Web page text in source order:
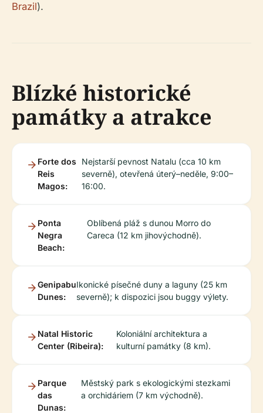
Brazil).
Blízké historické
památky a atrakce
Forte dos
Reis
Magos:
Nejstarší pevnost Natalu (cca 10 km
severně), otevřená úterý–neděle, 9:00–
16:00.
Ponta
Negra
Beach:
Oblíbená pláž s dunou Morro do
Careca (12 km jihovýchodně).
Genipabu
Dunes:
Ikonické písečné duny a laguny (25 km
severně); k dispozici jsou buggy výlety.
Natal Historic
Center (Ribeira):
Koloniální architektura a
kulturní památky (8 km).
Parque
das
Dunas:
Městský park s ekologickými stezkami
a orchidáriem (7 km východně).